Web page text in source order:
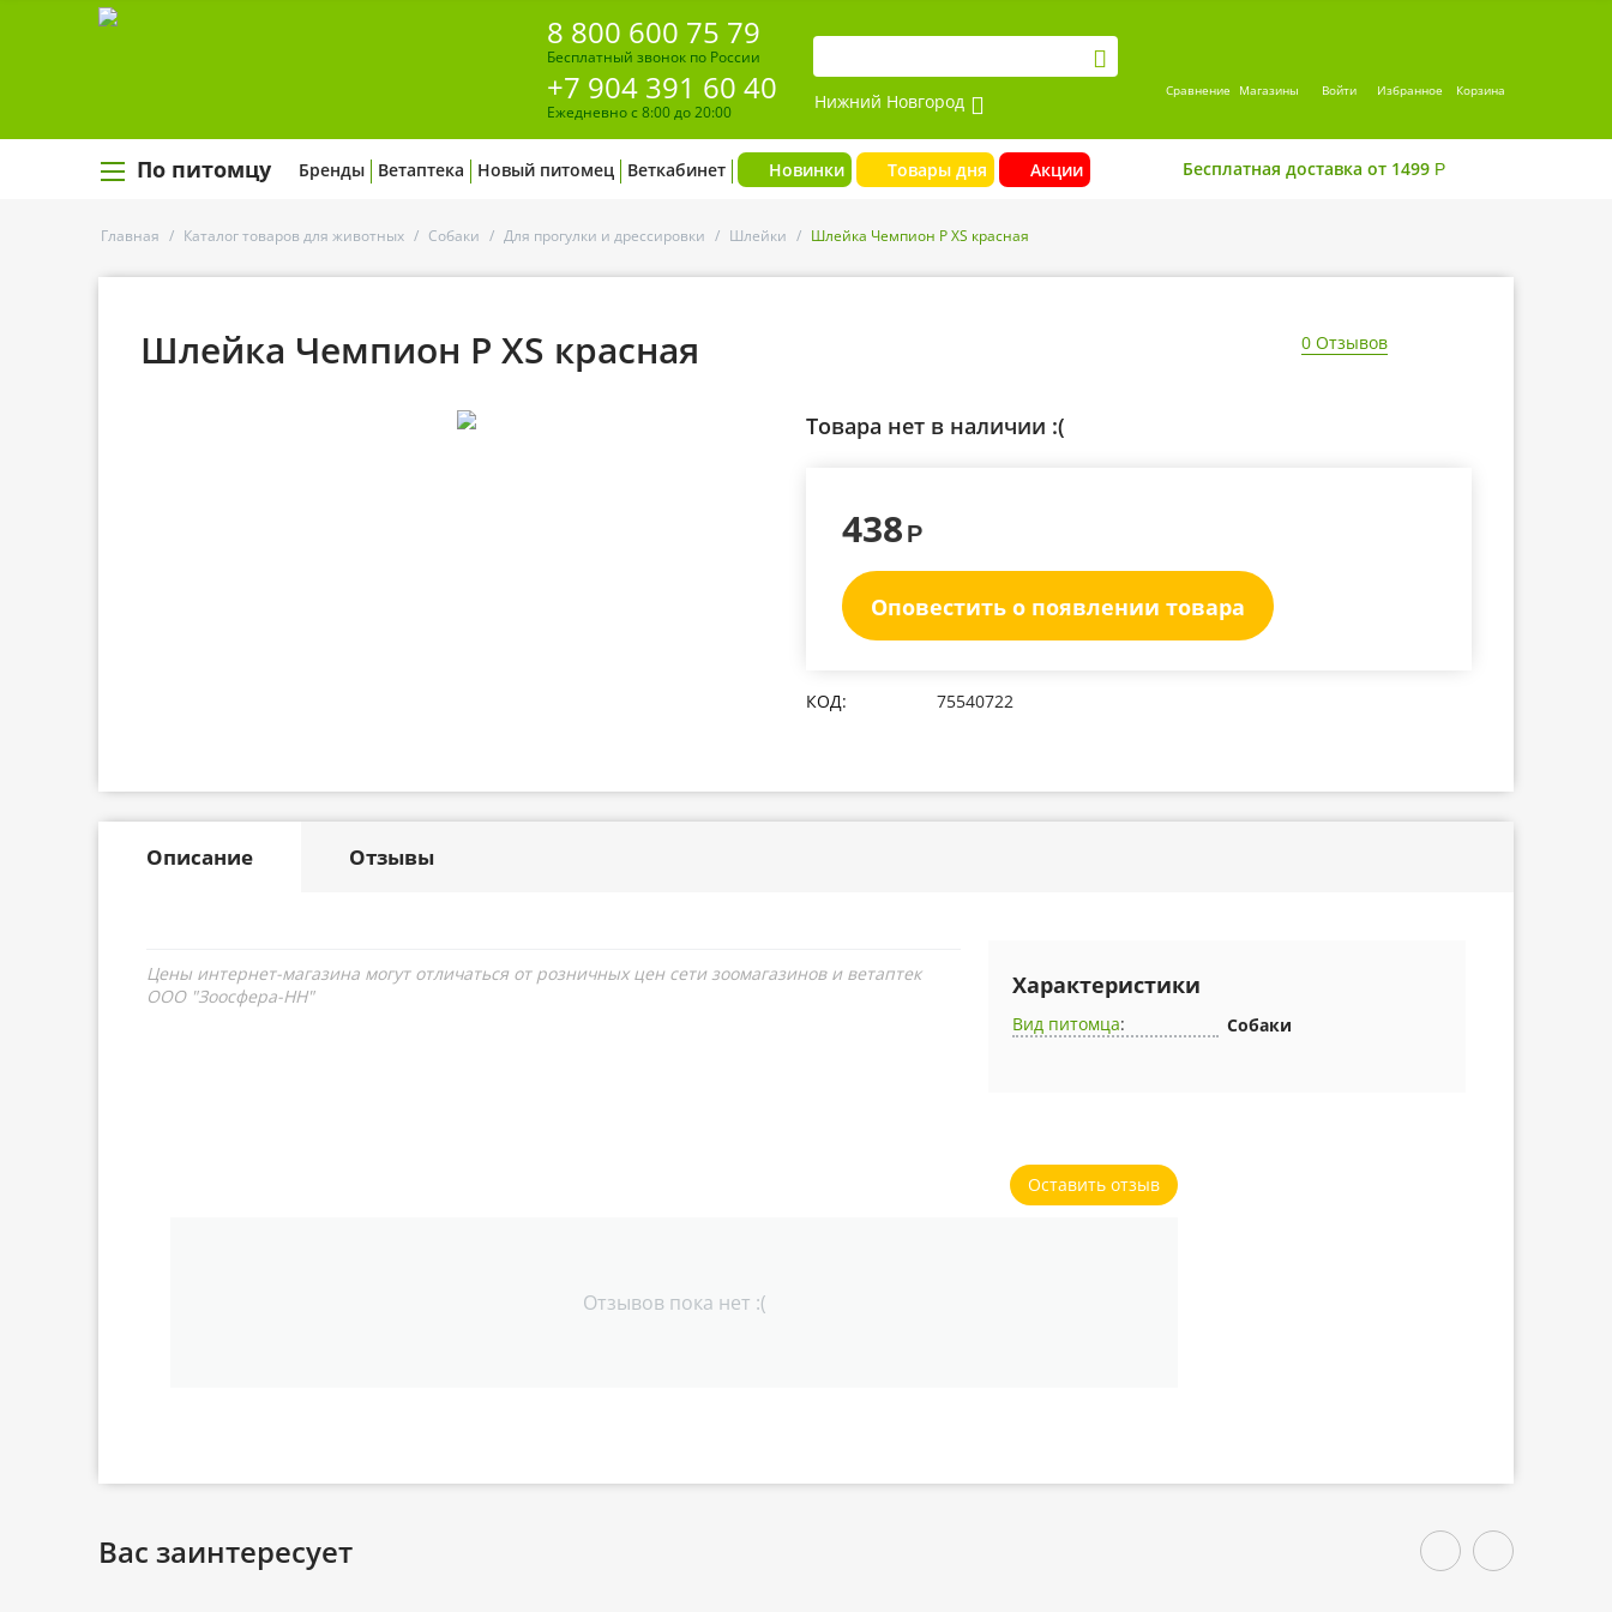
8 800 600 75 79
Бесплатный звонок по России
+7 904 391 60 40
Ежедневно с 8:00 до 20:00 Нижний Новгород Сравнение Магазины Войти Избранное Корзина
По питомцу Бренды Ветаптека Новый питомец Веткабинет Новинки Товары дня Акции Бесплатная доставка от 1499 Р
Главная / Каталог товаров для животных / Собаки / Для прогулки и дрессировки / Шлейки / Шлейка Чемпион P ХS красная
Шлейка Чемпион P ХS красная 0 Отзывов
Товара нет в наличии :(
438 Р
Оповестить о появлении товара
КОД: 75540722
Описание Отзывы
Цены интернет-магазина могут отличаться от розничных цен сети зоомагазинов и ветаптек
ООО "Зоосфера-НН"
Характеристики
Вид питомца: Собаки
Оставить отзыв
Отзывов пока нет :(
Вас заинтересует